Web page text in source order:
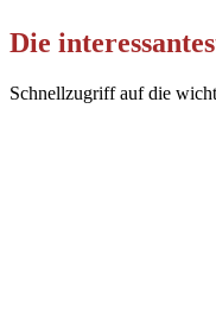
Die
Schnellzugriff auf die